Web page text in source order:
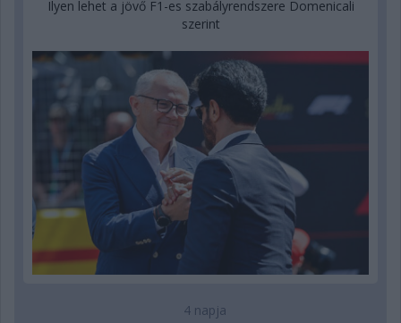
Ilyen lehet a jövő F1-es szabályrendszere Domenicali
szerint
4 napja